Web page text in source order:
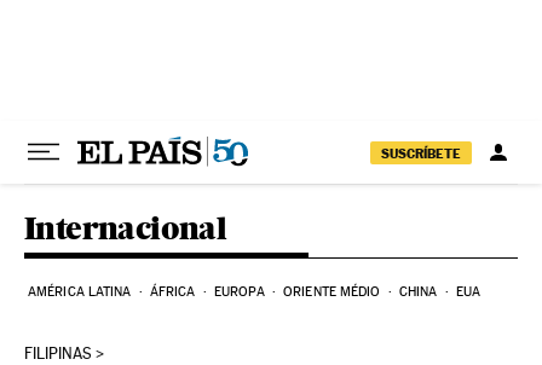
SUSCRÍBETE
Internacional
AMÉRICA LATINA ÁFRICA EUROPA ORIENTE MÉDIO CHINA EUA
FILIPINAS